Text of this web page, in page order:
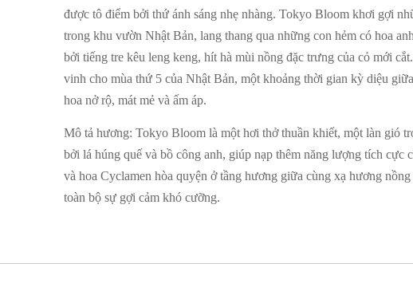
được tô điểm bởi thứ ánh sáng nhẹ nhàng. Tokyo Bloom khơi gợi
trong khu vườn Nhật Bản, lang thang qua những con hẻm có hoa
bởi tiếng tre kêu leng keng, hít hà mùi nồng đặc trưng của cỏ mới
vinh cho mùa thứ 5 của Nhật Bản, một khoảng thời gian kỳ diệu
hoa nở rộ, mát mẻ và ấm áp.
Mô tả hương: Tokyo Bloom là một hơi thở thuần khiết, một làn gió
bởi lá húng quế và bồ công anh, giúp nạp thêm năng lượng tích cực
và hoa Cyclamen hòa quyện ở tầng hương giữa cùng xạ hương
toàn bộ sự gợi cảm khó cưỡng.